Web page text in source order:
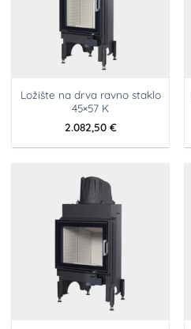
Ložište na drva ravno staklo
45×57 K
2.082,50 €